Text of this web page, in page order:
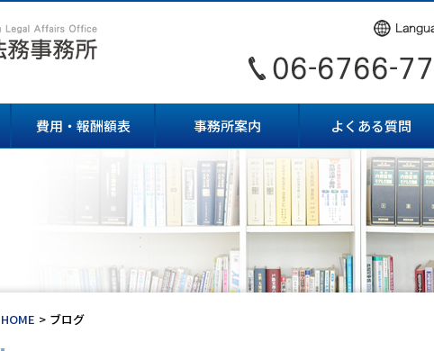
費用・報酬額表 事務所案内 よくある質問
HOME ブログ